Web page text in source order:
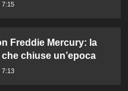
7:15
Freddie Mercury: la
chiuse un’epoca
7:13